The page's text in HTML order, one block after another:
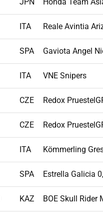
ITA Reale Avintia
SPA Gaviota Angel
ITA VNE Snipers
CZE Redox
CZE Redox
ITA Kömmerling
SPA Estrella Galicia
KAZ BOE Skull Rider